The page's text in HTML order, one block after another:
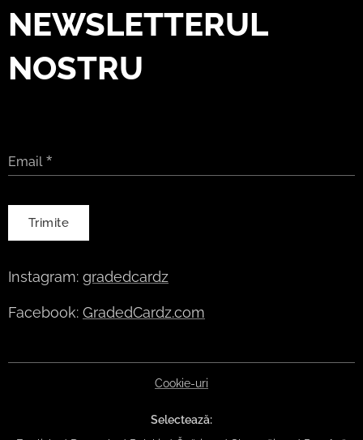
NEWSLETTERUL
NOSTRU
Email
Trimite
Instagram: gradedcardz
Facebook: GradedCardz.com
Cookie-uri
Selectează